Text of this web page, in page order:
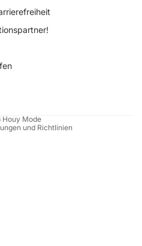
Houy Mode
und Richtlinien